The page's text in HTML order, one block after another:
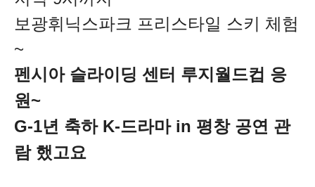
보광휘닉스파크 프리스타일 스키 체험
~
펜시아 슬라이딩 센터 루지월드컵 응
원~
G-1년 축하 K-드라마 in 평창 공연 관
람 했고요